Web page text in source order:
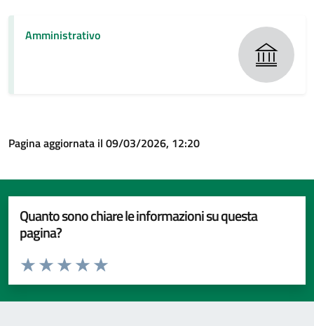
Amministrativo
Pagina aggiornata il 09/03/2026, 12:20
Quanto sono chiare le informazioni su questa
pagina?
Valuta da 1 a 5 stelle la pagina
Valuta 5 stelle su 5
Valuta 4 stelle su 5
Valuta 3 stelle su 5
Valuta 2 stelle su 5
Valuta 1 stelle su 5